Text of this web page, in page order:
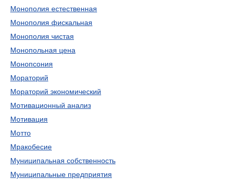
Монополия естественная
Монополия фискальная
Монополия чистая
Монопольная цена
Монопсония
Мораторий
Мораторий экономический
Мотивационный анализ
Мотивация
Мотто
Мракобесие
Муниципальная собственность
Муниципальные предприятия